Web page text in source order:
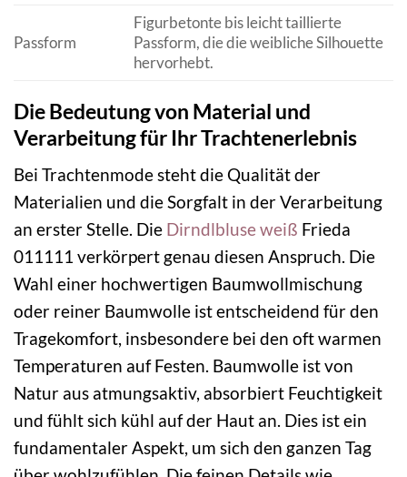
Passform
Figurbetonte bis leicht taillierte
Passform, die die weibliche Silhouette
hervorhebt.
Die Bedeutung von Material und
Verarbeitung für Ihr Trachtenerlebnis
Bei Trachtenmode steht die Qualität der
Materialien und die Sorgfalt in der Verarbeitung
an erster Stelle. Die Dirndlbluse weiß Frieda
011111 verkörpert genau diesen Anspruch. Die
Wahl einer hochwertigen Baumwollmischung
oder reiner Baumwolle ist entscheidend für den
Tragekomfort, insbesondere bei den oft warmen
Temperaturen auf Festen. Baumwolle ist von
Natur aus atmungsaktiv, absorbiert Feuchtigkeit
und fühlt sich kühl auf der Haut an. Dies ist ein
fundamentaler Aspekt, um sich den ganzen Tag